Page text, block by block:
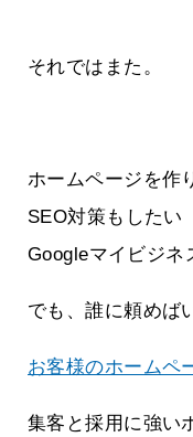
それではまた。
ホームページを作
SEO対策もしたい
Googleマイビジネ
でも、誰に頼めば
お客様のホームペ
集客と採用に強い